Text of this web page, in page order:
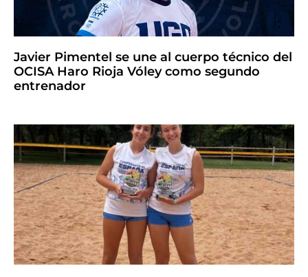
Javier Pimentel se une al cuerpo técnico del
OCISA Haro Rioja Vóley como segundo
entrenador